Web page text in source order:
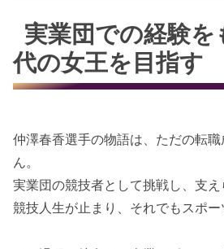
実業団での経験を
代の女王を目指す
仲澤春香選手の物語は、ただの転
ん。
実業団の競技者として挑戦し、支
競技人生が止まり、それでもスポー